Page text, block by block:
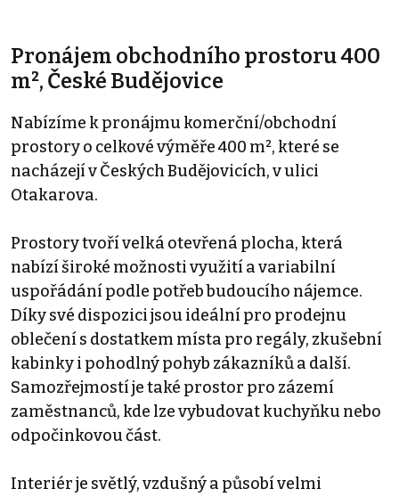
Pronájem obchodního prostoru 400
m², České Budějovice
Nabízíme k pronájmu komerční/obchodní
prostory o celkové výměře 400 m², které se
nacházejí v Českých Budějovicích, v ulici
Otakarova.
Prostory tvoří velká otevřená plocha, která
nabízí široké možnosti využití a variabilní
uspořádání podle potřeb budoucího nájemce.
Díky své dispozici jsou ideální pro prodejnu
oblečení s dostatkem místa pro regály, zkušební
kabinky i pohodlný pohyb zákazníků a další.
Samozřejmostí je také prostor pro zázemí
zaměstnanců, kde lze vybudovat kuchyňku nebo
odpočinkovou část.
Interiér je světlý, vzdušný a působí velmi